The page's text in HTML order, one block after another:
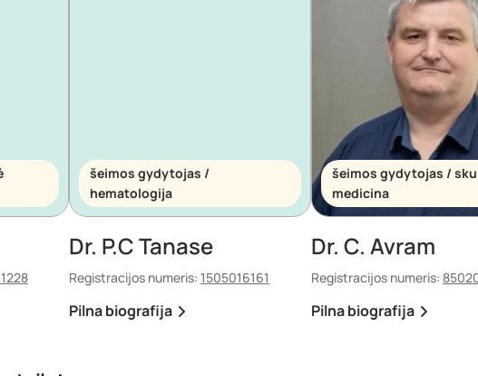
šeimos gydytojas /
hematologija
Dr. P.C Tanase
Registracijos numeris: 1505016161
Pilna biografija
šeimos gydytojas /
medicina
Dr. C. Avram
Registracijos numeris:
Pilna biografija